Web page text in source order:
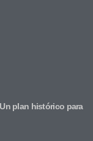
plan histórico para